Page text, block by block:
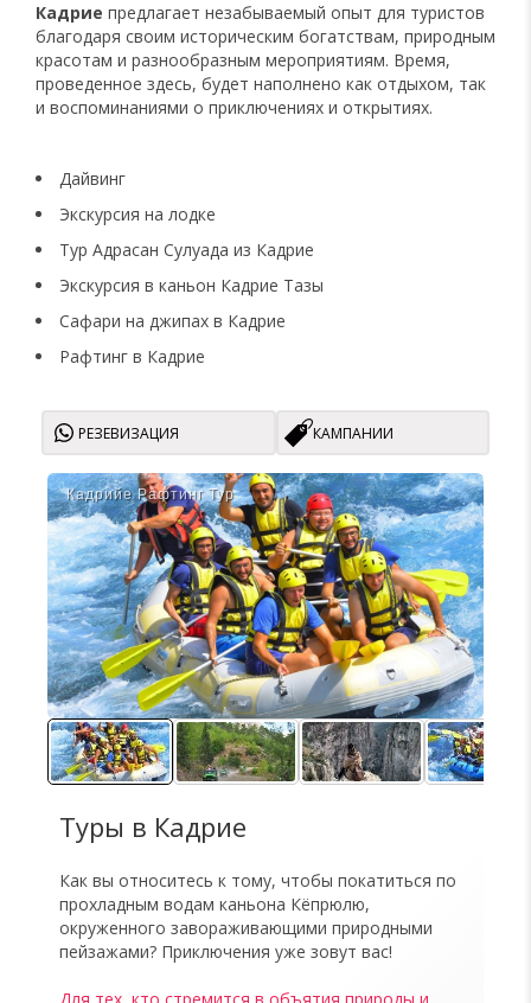
Кадрие предлагает незабываемый опыт для туристов
благодаря своим историческим богатствам, природным
красотам и разнообразным мероприятиям. Время,
проведенное здесь, будет наполнено как отдыхом, так
и воспоминаниями о приключениях и открытиях.
Дайвинг
Экскурсия на лодке
Тур Адрасан Сулуада из Кадрие
Экскурсия в каньон Кадрие Тазы
Сафари на джипах в Кадрие
Рафтинг в Кадрие
РЕЗЕВИЗАЦИЯ КАМПАНИИ
Кадри̇йе Рафтинг Тур
Туры в Кадрие
Как вы относитесь к тому, чтобы покатиться по
прохладным водам каньона Кёпрюлю,
окруженного завораживающими природными
пейзажами? Приключения уже зовут вас!